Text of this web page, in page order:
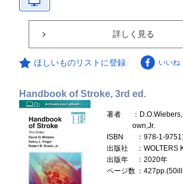
詳しく見る
ほしいものリストに登録 いいね
Handbook of Stroke, 3rd ed.
著者
：
own,Jr.
ISBN
：978-1-
出版社
：WOLTERS
出版年
：2020年
ページ数 ：